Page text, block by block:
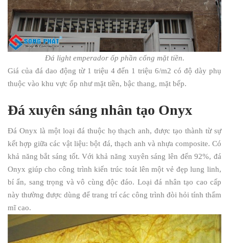
Đá light emperador ốp phần cổng mặt tiền.
Giá của đá dao động từ 1 triệu 4 đến 1 triệu 6/m2 có độ dày phụ
thuộc vào khu vực ốp như mặt tiền, bậc thang, mặt bếp.
Đá xuyên sáng nhân tạo Onyx
Đá Onyx là một loại đá thuộc họ thạch anh, được tạo thành từ sự
kết hợp giữa các vật liệu: bột đá, thạch anh và nhựa composite. Có
khả năng bắt sáng tốt. Với khả năng xuyên sáng lên đến 92%, đá
Onyx giúp cho công trình kiến trúc toát lên một vẻ đẹp lung linh,
bí ẩn, sang trọng và vô cùng độc đáo. Loại đá nhân tạo cao cấp
này thường được dùng để trang trí các công trình đòi hỏi tính thẩm
mĩ cao.